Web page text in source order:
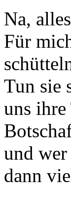
Na,
Für
Tun sie
uns
und
dann